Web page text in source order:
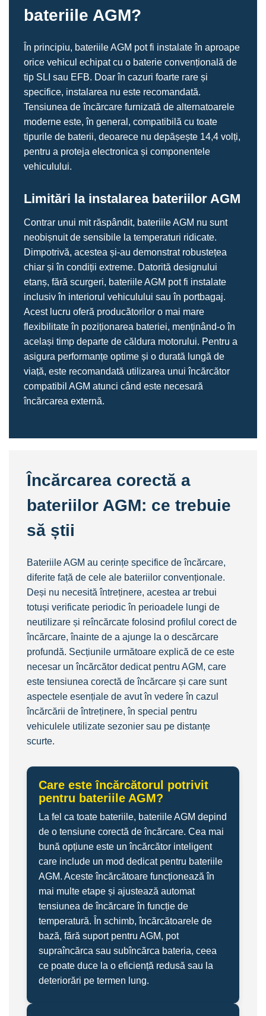
bateriile AGM?
În principiu, bateriile AGM pot fi instalate în aproape
orice vehicul echipat cu o baterie convențională de
tip SLI sau EFB. Doar în cazuri foarte rare și
specifice, instalarea nu este recomandată.
Tensiunea de încărcare furnizată de alternatoarele
moderne este, în general, compatibilă cu toate
tipurile de baterii, deoarece nu depășește 14,4 volți,
pentru a proteja electronica și componentele
vehiculului.
Limitări la instalarea bateriilor AGM
Contrar unui mit răspândit, bateriile AGM nu sunt
neobișnuit de sensibile la temperaturi ridicate.
Dimpotrivă, acestea și-au demonstrat robustețea
chiar și în condiții extreme. Datorită designului
etanș, fără scurgeri, bateriile AGM pot fi instalate
inclusiv în interiorul vehiculului sau în portbagaj.
Acest lucru oferă producătorilor o mai mare
flexibilitate în poziționarea bateriei, menținând-o în
același timp departe de căldura motorului. Pentru a
asigura performanțe optime și o durată lungă de
viață, este recomandată utilizarea unui încărcător
compatibil AGM atunci când este necesară
încărcarea externă.
Încărcarea corectă a
bateriilor AGM: ce trebuie
să știi
Bateriile AGM au cerințe specifice de încărcare,
diferite față de cele ale bateriilor convenționale.
Deși nu necesită întreținere, acestea ar trebui
totuși verificate periodic în perioadele lungi de
neutilizare și reîncărcate folosind profilul corect de
încărcare, înainte de a ajunge la o descărcare
profundă. Secțiunile următoare explică de ce este
necesar un încărcător dedicat pentru AGM, care
este tensiunea corectă de încărcare și care sunt
aspectele esențiale de avut în vedere în cazul
încărcării de întreținere, în special pentru
vehiculele utilizate sezonier sau pe distanțe
scurte.
Care este încărcătorul potrivit
pentru bateriile AGM?
La fel ca toate bateriile, bateriile AGM depind
de o tensiune corectă de încărcare. Cea mai
bună opțiune este un încărcător inteligent
care include un mod dedicat pentru bateriile
AGM. Aceste încărcătoare funcționează în
mai multe etape și ajustează automat
tensiunea de încărcare în funcție de
temperatură. În schimb, încărcătoarele de
bază, fără suport pentru AGM, pot
supraîncărca sau subîncărca bateria, ceea
ce poate duce la o eficiență redusă sau la
deteriorări pe termen lung.